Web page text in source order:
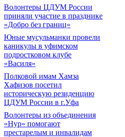
Волонтеры ЦДУМ России
приняли участие в празднике
«Добро без границ»
Юные мусульманки провели
каникулы в уфимском
подростковом клубе
«Василя»
Полковой имам Хамза
Хафизов посетил
историческую резиденцию
ЦДУМ России в г.Уфа
Волонтеры из объединения
«Нур» помогают
престарелым и инвалидам